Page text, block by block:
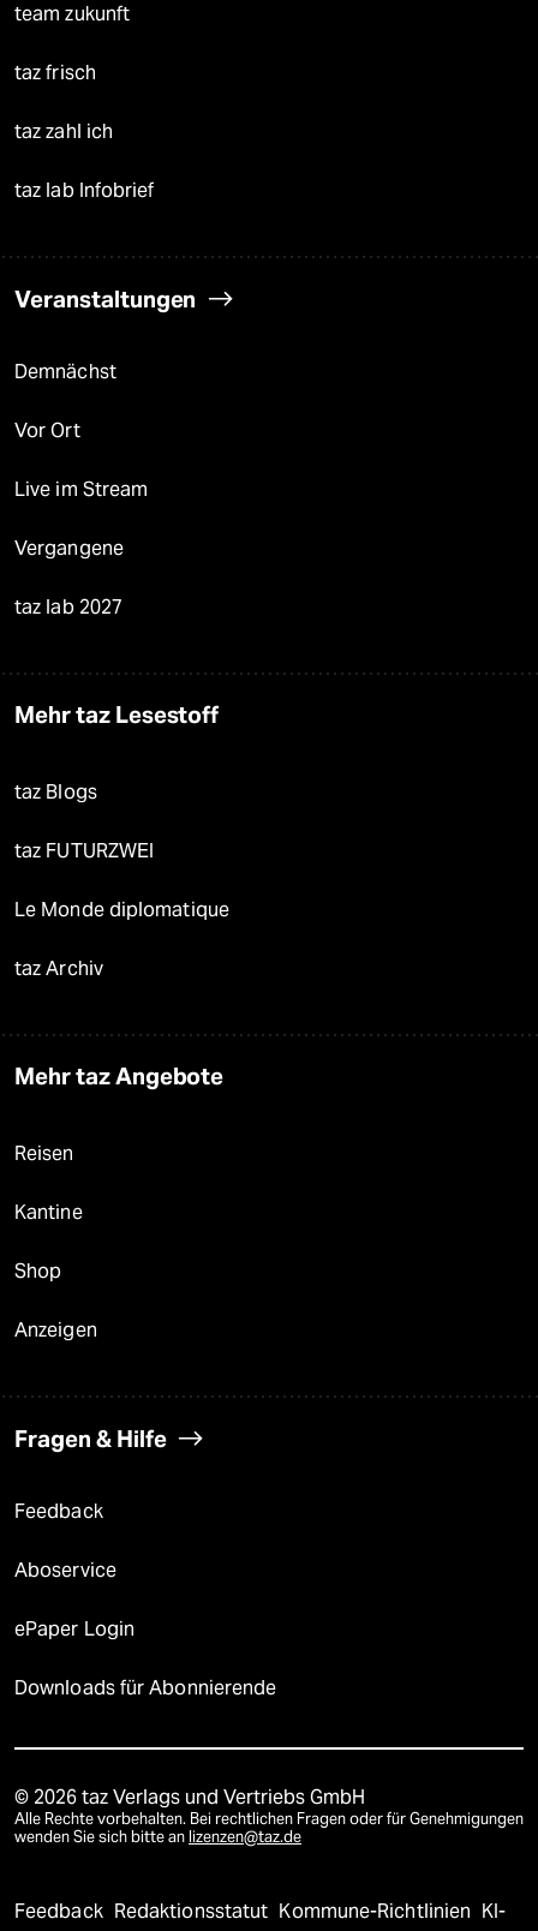
team zukunft
taz frisch
taz zahl ich
taz lab Infobrief
Veranstaltungen
Demnächst
Vor Ort
Live im Stream
Vergangene
taz lab 2027
Mehr taz Lesestoff
taz Blogs
taz FUTURZWEI
Le Monde diplomatique
taz Archiv
Mehr taz Angebote
Reisen
Kantine
Shop
Anzeigen
Fragen & Hilfe
Feedback
Aboservice
ePaper Login
Downloads für Abonnierende
© 2026 taz Verlags und Vertriebs GmbH
Alle Rechte vorbehalten. Bei rechtlichen Fragen oder für Genehmigungen
wenden Sie sich bitte an lizenzen@taz.de
Feedback Redaktionsstatut Kommune-Richtlinien KI-